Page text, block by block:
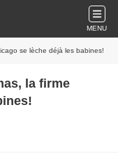
MENU
se lèche déjà les babines!
la firme